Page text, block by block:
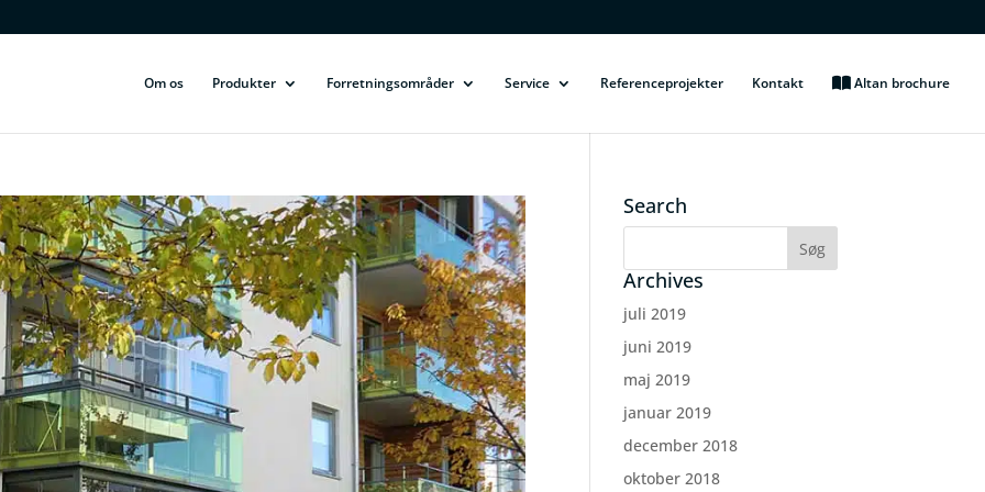
Om os Produkter Forretningsområder Service Referenceprojekter Kontakt Altan brochure
Search
Archives
juli 2019
juni 2019
maj 2019
januar 2019
december 2018
oktober 2018